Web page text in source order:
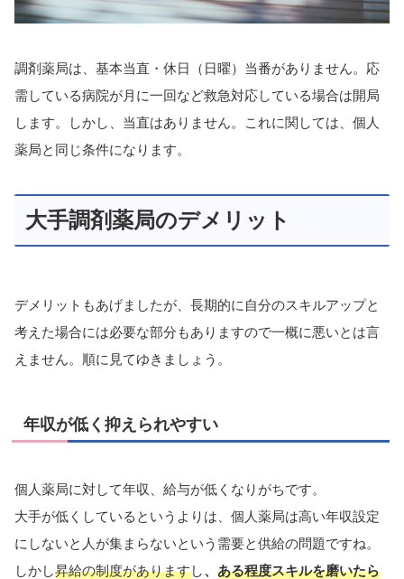
調剤薬局は、基本当直・休日（日曜）当番がありません。応
需している病院が月に一回など救急対応している場合は開局
します。しかし、当直はありません。これに関しては、個人
薬局と同じ条件になります。
大手調剤薬局のデメリット
デメリットもあげましたが、長期的に自分のスキルアップと
考えた場合には必要な部分もありますので一概に悪いとは言
えません。順に見てゆきましょう。
年収が低く抑えられやすい
個人薬局に対して年収、給与が低くなりがちです。
大手が低くしているというよりは、個人薬局は高い年収設定
にしないと人が集まらないという需要と供給の問題ですね。
しかし昇給の制度がありますし、 ある程度スキルを磨いたら